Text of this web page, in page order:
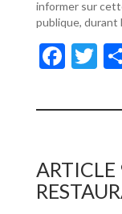
informer sur
publique, durant
F
e
o
o
T
itt
ARTICLE